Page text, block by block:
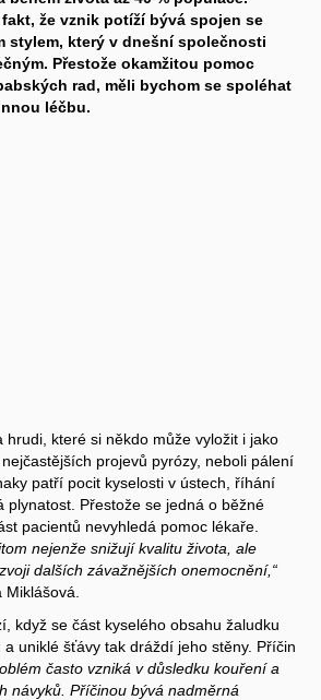
že vznik potíží bývá spojen se
stylem, který v dnešní společnosti
Přestože okamžitou pomoc
rad, měli bychom se spoléhat
léčbu.
hrudi, které si někdo může vyložit i jako
projevů pyrózy, neboli pálení
patří pocit kyselosti v ústech, říhání
plynatost. Přestože se jedná o běžné
pacientů nevyhledá pomoc lékaře.
nejenže snižují kvalitu života, ale
dalších závažnějších onemocnění,“
když se část kyselého obsahu žaludku
uniklé šťávy tak dráždí jeho stěny. Příčin
často vzniká v důsledku kouření a
návyků. Příčinou bývá nadměrná